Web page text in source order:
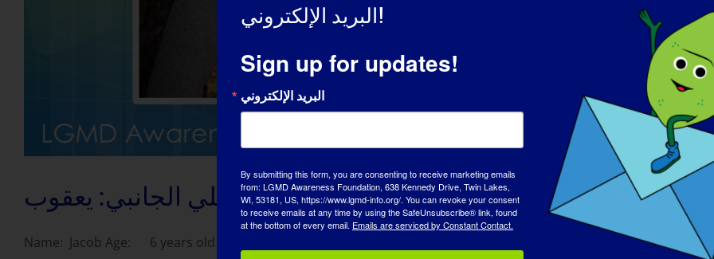
الذين يعانون من مرض التصلب اللمفاوي العضلي الجانبي: يعقوب
Name: Jacob Age: 6 years old Country: United [...]
البريد الإلكتروني!
Sign up for updates!
البريد الإلكتروني
By submitting this form, you are consenting to receive marketing emails
from: LGMD Awareness Foundation, 638 Kennedy Drive, Twin Lakes,
WI, 53181, US, https://www.lgmd-info.org/. You can revoke your consent
to receive emails at any time by using the SafeUnsubscribe® link, found
at the bottom of every email. Emails are serviced by Constant Contact.